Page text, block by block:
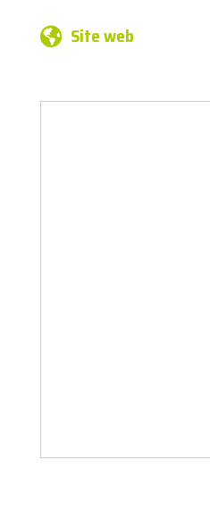
Site web